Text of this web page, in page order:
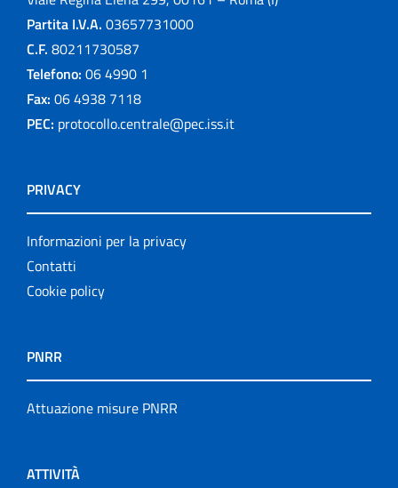
Partita I.V.A. 03657731000
C.F. 80211730587
Telefono: 06 4990 1
Fax: 06 4938 7118
PEC: protocollo.centrale@pec.iss.it
PRIVACY
Informazioni per la privacy
Contatti
Cookie policy
PNRR
Attuazione misure PNRR
ATTIVITÀ